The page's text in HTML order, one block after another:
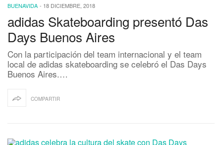
BUENAVIDA - 18 DICIEMBRE, 2018
adidas Skateboarding presentó Das
Days Buenos Aires
Con la participación del team internacional y el team
local de adidas skateboarding se celebró el Das Days
Buenos Aires.…
COMPARTIR